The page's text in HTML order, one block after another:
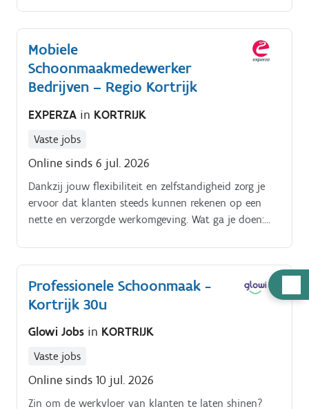
ook te Kortrijk, ter vervanging van collega's tijdens
hun vakantie Werkuren32 tot 38 uur per week,
afhankelijk van het aantal toegewezen locaties.
Mobiele
Schoonmaakmedewerker
Bedrijven – Regio Kortrijk
EXPERZA in KORTRIJK
Vaste jobs
Online sinds 6 jul. 2026
Dankzij jouw flexibiliteit en zelfstandigheid zorg je
ervoor dat klanten steeds kunnen rekenen op een
nette en verzorgde werkomgeving. Wat ga je doen:
verschillende locaties. Collega's vervangen tijdens
ziekte, vakantie of andere afwezigheden.
Ondersteunen bij de opstart van nieuwe klanten en
nieuwe schoonmaaklocaties. Sporadisch logistieke
Materialen en schoonmaakproducten leveren
wanneer nodig. Eenmalige schoonmaakprojecten
verbouwingen. Op termijn kandidaat collega's
begeleiden tijdens proefmomenten. Nieuwe
Professionele Schoonmaak -
Kortrijk 30u
Glowi Jobs in KORTRIJK
Vaste jobs
Online sinds 10 jul. 2026
Zin om de werkvloer van klanten te laten shinen?